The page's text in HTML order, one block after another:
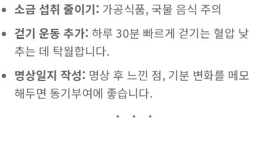
소금 섭취 줄이기: 가공식품, 국물 음식 주의
걷기 운동 추가: 하루 30분 빠르게 걷기는 혈압 낮
추는 데 탁월합니다.
명상일지 작성: 명상 후 느낀 점, 기분 변화를 메모
해두면 동기부여에 좋습니다.